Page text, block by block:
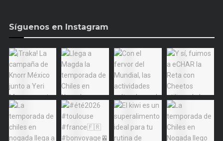
Síguenos en Instagram